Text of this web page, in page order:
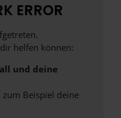
ERROR
helfen können:
und deine
zum Beispiel deine